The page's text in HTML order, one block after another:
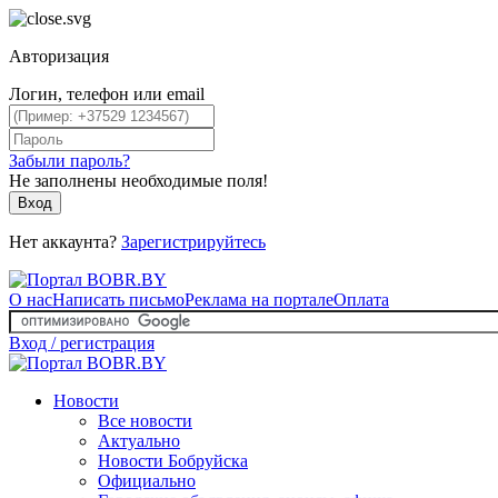
Авторизация
Логин, телефон или email
Забыли пароль?
Не заполнены необходимые поля!
Вход
Нет аккаунта? Зарегистрируйтесь
О насНаписать письмоРеклама на порталеОплата
Вход / регистрация
Новости
Все новости
Актуально
Новости Бобруйска
Официально